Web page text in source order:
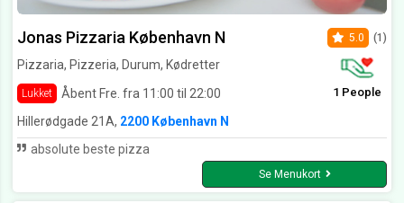
Jonas Pizzaria København N
Pizzaria, Pizzeria, Durum, Kødretter
Lukket Åbent Fre. fra 11:00 til 22:00
5.0 (1)
1 People
Hillerødgade 21A, 2200 København N
absolute beste pizza
Se Menukort